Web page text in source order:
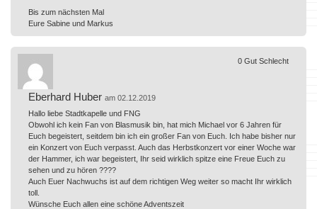
Bis zum nächsten Mal
Eure Sabine und Markus
Eberhard Huber am 02.12.2019
Hallo liebe Stadtkapelle und FNG
Obwohl ich kein Fan von Blasmusik bin, hat mich Michael vor 6 Jahren für
Euch begeistert, seitdem bin ich ein großer Fan von Euch. Ich habe bisher nur
ein Konzert von Euch verpasst. Auch das Herbstkonzert vor einer Woche war
der Hammer, ich war begeistert, Ihr seid wirklich spitze eine Freue Euch zu
sehen und zu hören ????
Auch Euer Nachwuchs ist auf dem richtigen Weg weiter so macht Ihr wirklich
toll.
Wünsche Euch allen eine schöne Adventszeit
0 Gut Schlecht